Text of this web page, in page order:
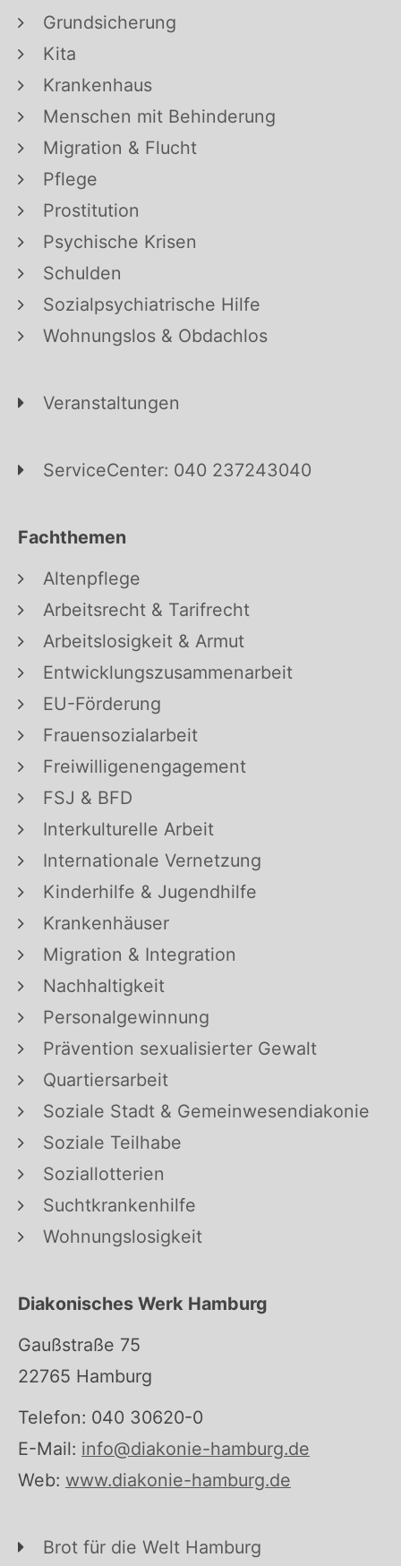
Grundsicherung
Kita
Krankenhaus
Menschen mit Behinderung
Migration & Flucht
Pflege
Prostitution
Psychische Krisen
Schulden
Sozialpsychiatrische Hilfe
Wohnungslos & Obdachlos
Veranstaltungen
ServiceCenter: 040 237243040
Fachthemen
Altenpflege
Arbeitsrecht & Tarifrecht
Arbeitslosigkeit & Armut
Entwicklungszusammenarbeit
EU-Förderung
Frauensozialarbeit
Freiwilligenengagement
FSJ & BFD
Interkulturelle Arbeit
Internationale Vernetzung
Kinderhilfe & Jugendhilfe
Krankenhäuser
Migration & Integration
Nachhaltigkeit
Personalgewinnung
Prävention sexualisierter Gewalt
Quartiersarbeit
Soziale Stadt & Gemeinwesendiakonie
Soziale Teilhabe
Soziallotterien
Suchtkrankenhilfe
Wohnungslosigkeit
Diakonisches Werk Hamburg
Gaußstraße 75
22765 Hamburg
Telefon: 040 30620-0
E-Mail: info@diakonie-hamburg.de
Web: www.diakonie-hamburg.de
Brot für die Welt Hamburg